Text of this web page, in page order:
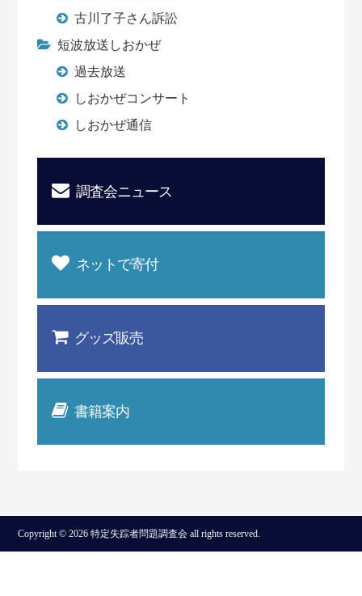
古川了子さん訴訟
短波放送しおかぜ
過去放送
しおかぜコンサート
しおかぜ通信
調査会ニュース
ネットで寄付
グッズ販売
書籍案内
Copyright © 2026 特定失踪者問題調査会 all rights reserved.